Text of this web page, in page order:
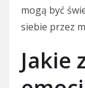
mogą być
siebie przez
Jakie